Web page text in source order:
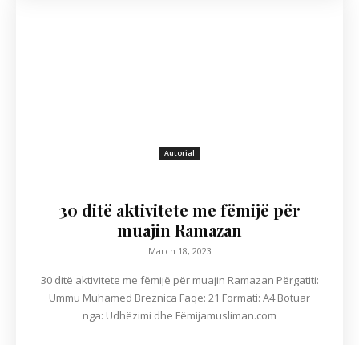
Autorial
30 ditë aktivitete me fëmijë për
muajin Ramazan
March 18, 2023
30 ditë aktivitete me fëmijë për muajin Ramazan Përgatiti:
Ummu Muhamed Breznica Faqe: 21 Formati: A4 Botuar
nga: Udhëzimi dhe Fëmijamusliman.com